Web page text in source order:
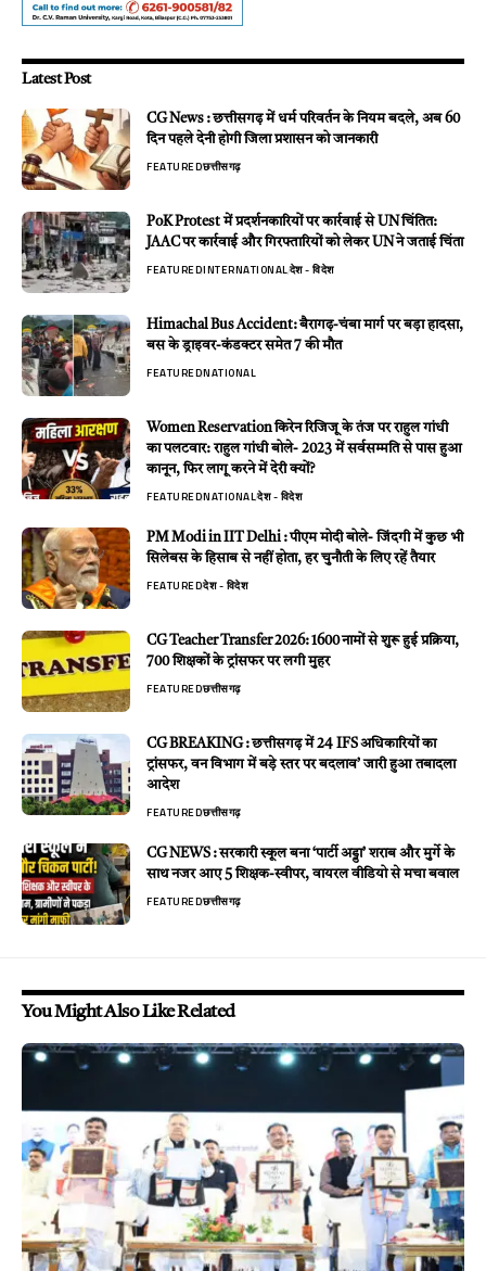
Latest Post
CG News : छत्तीसगढ़ में धर्म परिवर्तन के नियम बदले, अब 60
दिन पहले देनी होगी जिला प्रशासन को जानकारी
FEATUREDछत्तीसगढ़
PoK Protest में प्रदर्शनकारियों पर कार्रवाई से UN चिंतित:
JAAC पर कार्रवाई और गिरफ्तारियों को लेकर UN ने जताई चिंता
FEATUREDINTERNATIONALदेश - विदेश
Himachal Bus Accident: बैरागढ़-चंबा मार्ग पर बड़ा हादसा,
बस के ड्राइवर-कंडक्टर समेत 7 की मौत
FEATUREDNATIONAL
Women Reservation किरेन रिजिजू के तंज पर राहुल गांधी
का पलटवार: राहुल गांधी बोले- 2023 में सर्वसम्मति से पास हुआ
कानून, फिर लागू करने में देरी क्यों?
FEATUREDNATIONALदेश - विदेश
PM Modi in IIT Delhi : पीएम मोदी बोले- जिंदगी में कुछ भी
सिलेबस के हिसाब से नहीं होता, हर चुनौती के लिए रहें तैयार
FEATUREDदेश - विदेश
CG Teacher Transfer 2026: 1600 नामों से शुरू हुई प्रक्रिया,
700 शिक्षकों के ट्रांसफर पर लगी मुहर
FEATUREDछत्तीसगढ़
CG BREAKING : छत्तीसगढ़ में 24 IFS अधिकारियों का
ट्रांसफर, वन विभाग में बड़े स्तर पर बदलाव’ जारी हुआ तबादला
आदेश
FEATUREDछत्तीसगढ़
CG NEWS : सरकारी स्कूल बना ‘पार्टी अड्डा’ शराब और मुर्गे के
साथ नजर आए 5 शिक्षक-स्वीपर, वायरल वीडियो से मचा बवाल
FEATUREDछत्तीसगढ़
You Might Also Like Related